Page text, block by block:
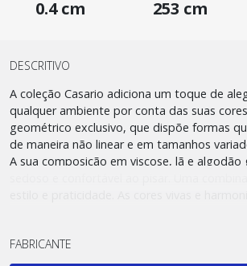
0.4 cm 253 cm
DESCRITIVO
A coleção Casario adiciona um toque de
qualquer ambiente por conta das suas
geométrico exclusivo, que dispõe formas
de maneira não linear e em tamanhos
A sua composição em viscose, lã e
trazem vida ao ambiente, enquanto o
artístico e cheio de vida.
FABRICANTE